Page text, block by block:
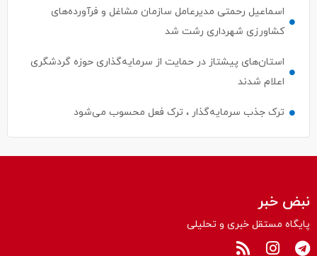
اسماعیل رحمتی مدیرعامل سازمان مشاغل و فرآورده‌های
کشاورزی شهرداری رشت شد
استان‌های پیشتاز در حمایت از سرمایه‌گذاری حوزه گردشگری
اعلام شدند
ترک جذب سرمایه‌گذار ، ترک فعل محسوب می‌شود
نبض خبر
پایگاه مستقل خبری و تحلیلی